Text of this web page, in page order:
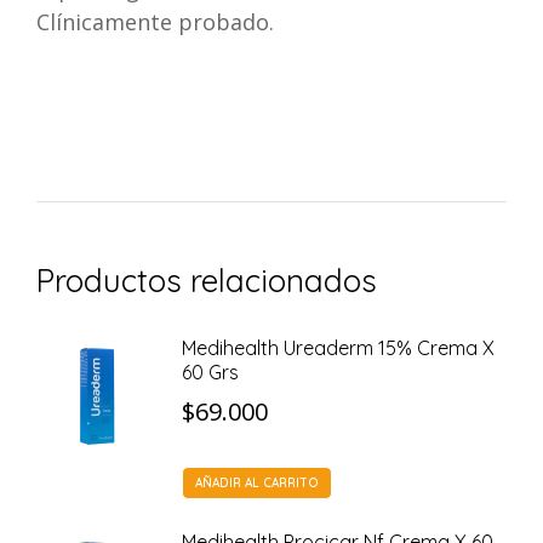
Clínicamente probado.
Productos relacionados
Medihealth Ureaderm 15% Crema X
60 Grs
$69.000
AÑADIR AL CARRITO